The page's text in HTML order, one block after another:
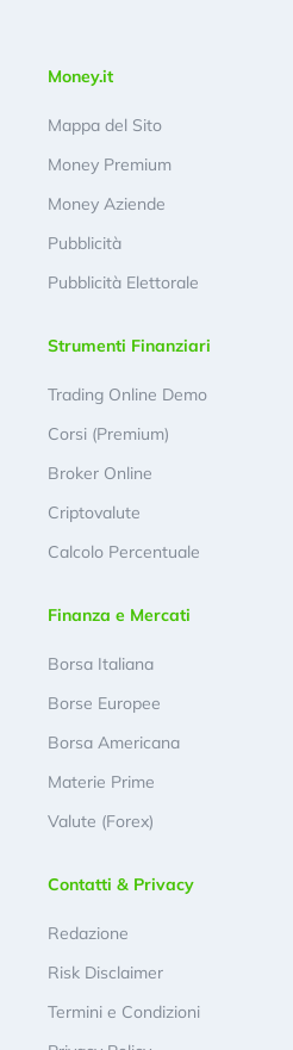
Money.it
Mappa del Sito
Money Premium
Money Aziende
Pubblicità
Pubblicità Elettorale
Strumenti Finanziari
Trading Online Demo
Corsi (Premium)
Broker Online
Criptovalute
Calcolo Percentuale
Finanza e Mercati
Borsa Italiana
Borse Europee
Borsa Americana
Materie Prime
Valute (Forex)
Contatti & Privacy
Redazione
Risk Disclaimer
Termini e Condizioni